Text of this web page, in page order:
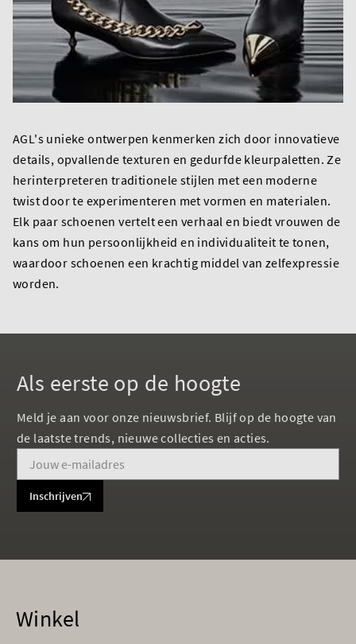
AGL's unieke ontwerpen kenmerken zich door innovatieve
details, opvallende texturen en gedurfde kleurpaletten. Ze
herinterpreteren traditionele stijlen met een moderne
twist door te experimenteren met vormen en materialen.
Elk paar schoenen vertelt een verhaal en biedt vrouwen de
kans om hun persoonlijkheid en individualiteit te tonen,
waardoor schoenen een krachtig middel van zelfexpressie
worden.
Als eerste op de hoogte
Meld je aan voor onze nieuwsbrief. Blijf op de hoogte van
de laatste trends, nieuwe collecties en acties.
Inschrijven
Winkel